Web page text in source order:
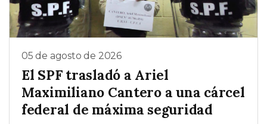
05 de agosto de 2026
El SPF trasladó a Ariel
Maximiliano Cantero a una cárcel
federal de máxima seguridad